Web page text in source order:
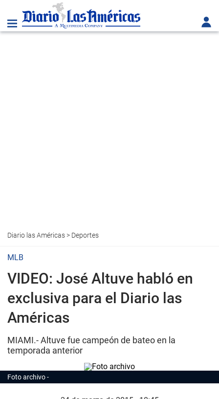
Diario las Américas> Deportes
MLB
VIDEO: José Altuve habló en
exclusiva para el Diario las
Américas
MIAMI.- Altuve fue campeón de bateo en la
temporada anterior
Foto archivo